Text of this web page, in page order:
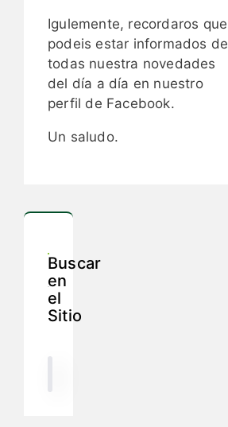
Igulemente, recordaros que
podeis estar informados de
todas nuestra novedades
del día a día en nuestro
perfil de Facebook.
Un saludo.
Buscar
en
el
Sitio